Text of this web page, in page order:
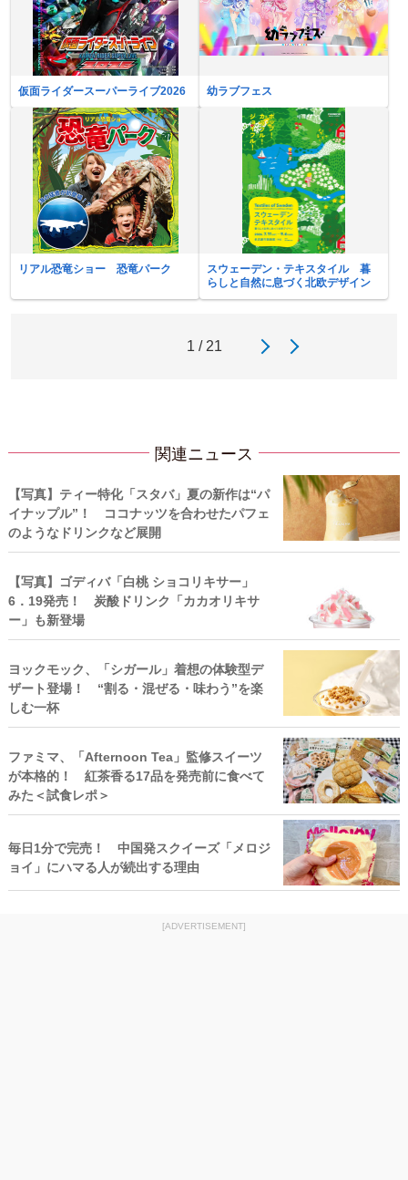
仮面ライダースーパーライブ2026 幼ラブフェス
リアル恐竜ショー 恐竜パーク
スウェーデン・テキスタイル 暮
らしと自然に息づく北欧デザイン
1 / 21
関連ニュース
【写真】ティー特化「スタバ」夏の新作は“パ
イナップル”！ ココナッツを合わせたパフェ
のようなドリンクなど展開
【写真】ゴディバ「白桃 ショコリキサー」
6．19発売！ 炭酸ドリンク「カカオリキサ
ー」も新登場
ヨックモック、「シガール」着想の体験型デ
ザート登場！ “割る・混ぜる・味わう”を楽
しむ一杯
ファミマ、「Afternoon Tea」監修スイーツ
が本格的！ 紅茶香る17品を発売前に食べて
みた＜試食レポ＞
毎日1分で完売！ 中国発スクイーズ「メロジ
ョイ」にハマる人が続出する理由
[ADVERTISEMENT]